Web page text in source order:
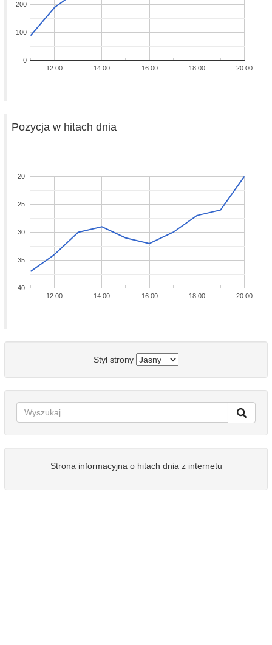
12:00 14:00 16:00 18:00 20:00
0
100
200
Pozycja w hitach dnia
12:00 14:00 16:00 18:00 20:00
20
25
30
35
40
Styl strony
Strona informacyjna o hitach dnia z internetu